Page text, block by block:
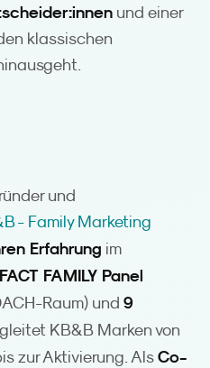
und einer
klassischen
und
- Family Marketing
Erfahrung im
FACT FAMILY Panel
Raum) und 9
KB&B Marken von
zur Aktivierung. Als Co-